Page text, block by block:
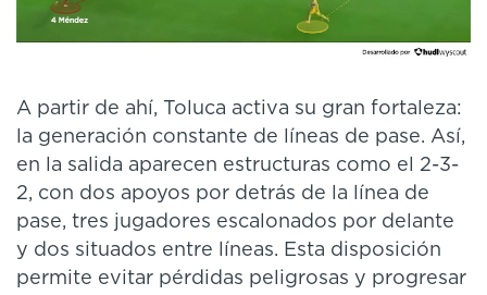
A partir de ahí, Toluca activa su gran fortaleza:
la generación constante de líneas de pase. Así,
en la salida aparecen estructuras como el 2-3-
2, con dos apoyos por detrás de la línea de
pase, tres jugadores escalonados por delante
y dos situados entre líneas. Esta disposición
permite evitar pérdidas peligrosas y progresar